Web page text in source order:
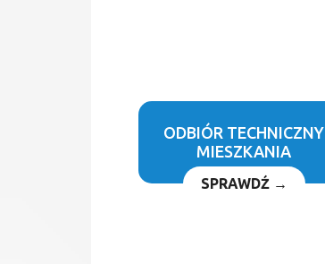
ODBIÓR TECHNICZNY
MIESZKANIA
SPRAWDŹ →